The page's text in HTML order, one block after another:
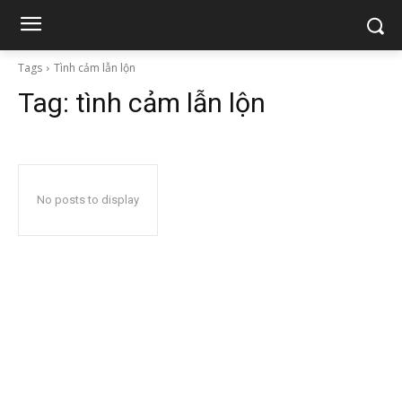
Tags Tình cảm lẫn lộn
Tag: tình cảm lẫn lộn
No posts to display